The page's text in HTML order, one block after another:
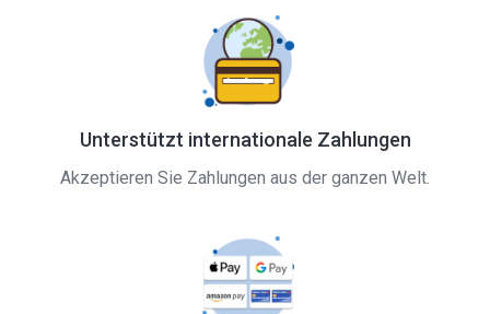
Unterstützt internationale Zahlungen
Akzeptieren Sie Zahlungen aus der ganzen Welt.